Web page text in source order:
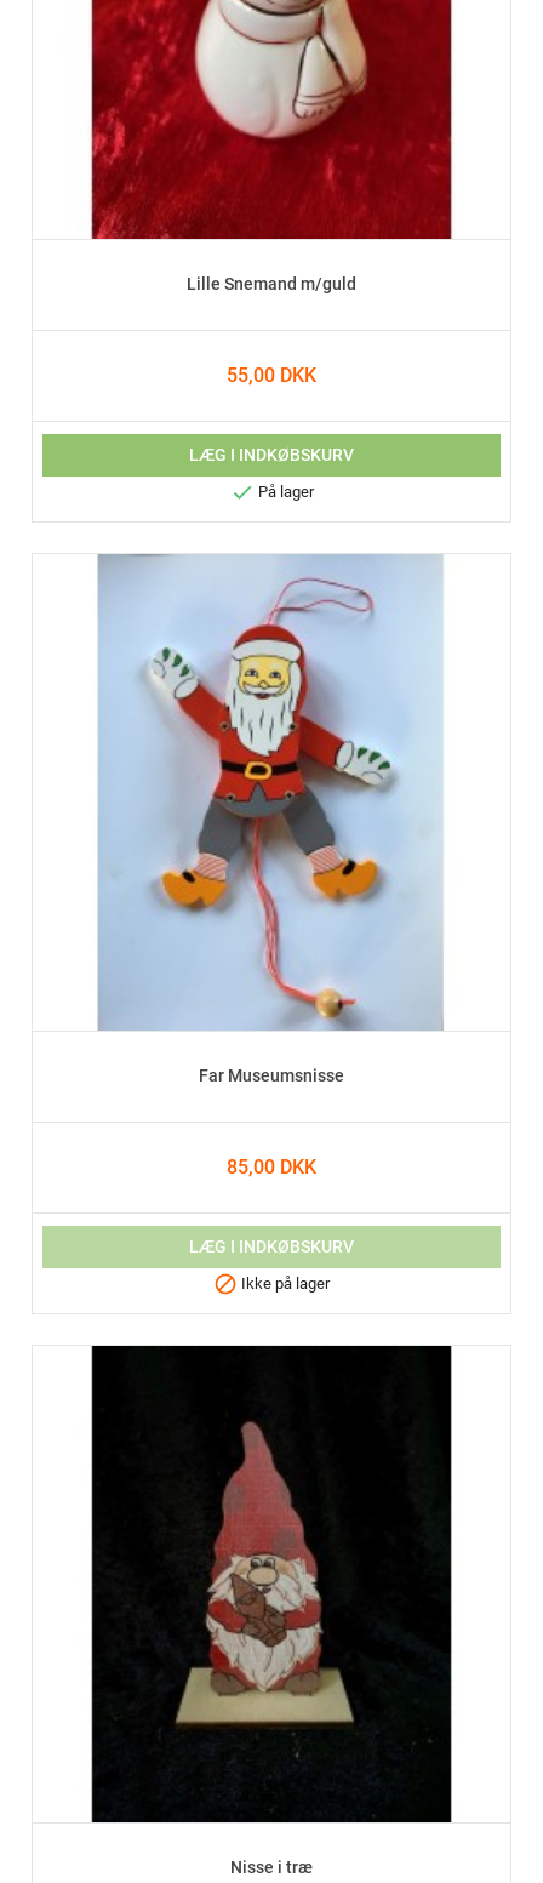
Lille Snemand m/guld
55,00 DKK
LÆG I INDKØBSKURV
 På lager
Far Museumsnisse
85,00 DKK
LÆG I INDKØBSKURV
 Ikke på lager
Nisse i træ